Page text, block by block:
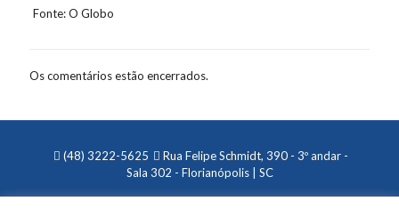
Fonte: O Globo
Os comentários estão encerrados.
(48) 3222-5625
Rua Felipe Schmidt, 390 - 3º andar -
Sala 302 - Florianópolis | SC